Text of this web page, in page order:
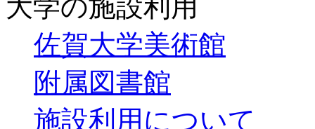
大学の施設利用
佐賀大学美術館
附属図書館
施設利用について